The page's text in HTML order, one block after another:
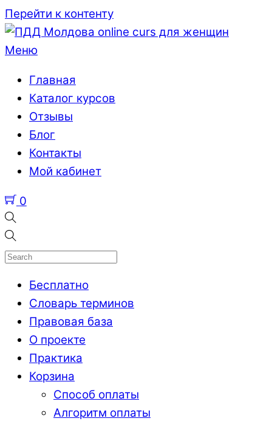
Перейти к контенту
Меню
Главная
Каталог курсов
Отзывы
Блог
Контакты
Мой кабинет
0
Бесплатно
Словарь терминов
Правовая база
О проекте
Практика
Корзина
Способ оплаты
Алгоритм оплаты